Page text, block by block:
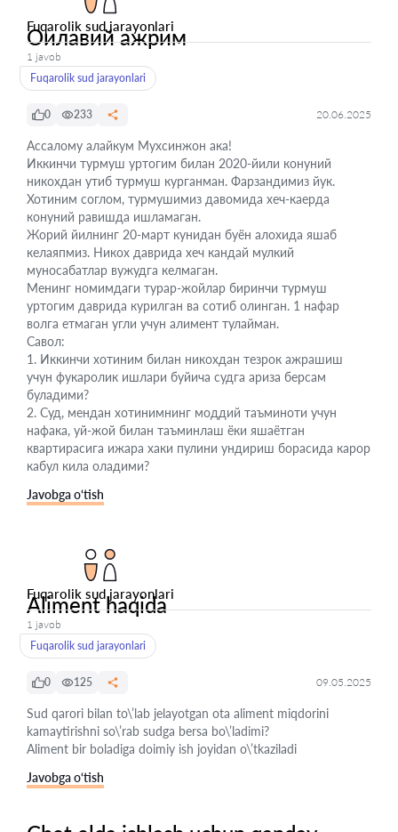
Fuqarolik sud jarayonlari
Оилавий ажрим
1 javob
Fuqarolik sud jarayonlari
0 233 20.06.2025
Ассалому алайкум Мухсинжон ака!
Иккинчи турмуш уртогим билан 2020-йили конуний
никохдан утиб турмуш курганман. Фарзандимиз йук.
Хотиним соглом, турмушимиз давомида хеч-каерда
конуний равишда ишламаган.
Жорий йилнинг 20-март кунидан буён алохида яшаб
келаяпмиз. Никох даврида хеч кандай мулкий
муносабатлар вужудга келмаган.
Менинг номимдаги турар-жойлар биринчи турмуш
уртогим даврида курилган ва сотиб олинган. 1 нафар
волга етмаган угли учун алимент тулайман.
Савол:
1. Иккинчи хотиним билан никохдан тезрок ажрашиш
учун фукаролик ишлари буйича судга ариза берсам
буладими?
2. Суд, мендан хотинимнинг моддий таъминоти учун
нафака, уй-жой билан таъминлаш ёки яшаётган
квартирасига ижара хаки пулини ундириш борасида карор
кабул кила оладими?
Javobga o‘tish
Fuqarolik sud jarayonlari
Aliment haqida
1 javob
Fuqarolik sud jarayonlari
0 125 09.05.2025
Sud qarori bilan to\’lab jelayotgan ota aliment miqdorini
kamaytirishni so\’rab sudga bersa bo\’ladimi?
Aliment bir boladiga doimiy ish joyidan o\’tkaziladi
Javobga o‘tish